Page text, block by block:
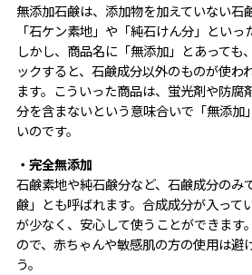
無添加石鹸は、添加物を加えていない石
「石ケン素地」や「純石けん分」といっ
しかし、商品名に「無添加」とあっても
ックすると、石鹸成分以外のものが使わ
ます。こういった商品は、蛍光剤や防腐
分を含まないという意味合いで「無添加
いのです。
・完全無添加
石鹸素地や純石鹸分など、石鹸成分のみ
鹸」とも呼ばれます。合成成分が入って
が少なく、安心して使うことができます
ので、赤ちゃんや敏感肌の方の使用は避
う。